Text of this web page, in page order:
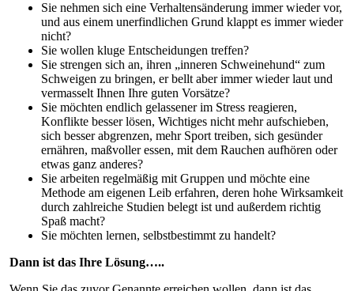
Sie nehmen sich eine Verhaltensänderung immer wieder vor,
und aus einem unerfindlichen Grund klappt es immer wieder
nicht?
Sie wollen kluge Entscheidungen treffen?
Sie strengen sich an, ihren „inneren Schweinehund“ zum
Schweigen zu bringen, er bellt aber immer wieder laut und
vermasselt Ihnen Ihre guten Vorsätze?
Sie möchten endlich gelassener im Stress reagieren,
Konflikte besser lösen, Wichtiges nicht mehr aufschieben,
sich besser abgrenzen, mehr Sport treiben, sich gesünder
ernähren, maßvoller essen, mit dem Rauchen aufhören oder
etwas ganz anderes?
Sie arbeiten regelmäßig mit Gruppen und möchte eine
Methode am eigenen Leib erfahren, deren hohe Wirksamkeit
durch zahlreiche Studien belegt ist und außerdem richtig
Spaß macht?
Sie möchten lernen, selbstbestimmt zu handelt?
Dann ist das Ihre Lösung…..